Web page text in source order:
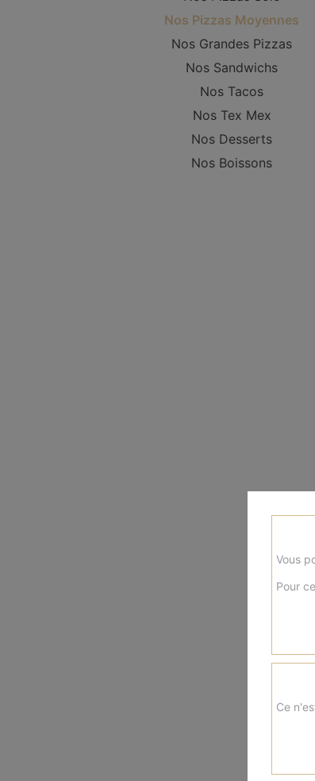
Nos Pizzas Moyennes
Nos Grandes Pizzas
Nos Sandwichs
Nos Tacos
Nos Tex Mex
Nos Desserts
Nos Boissons
Vous
Pour
Ce